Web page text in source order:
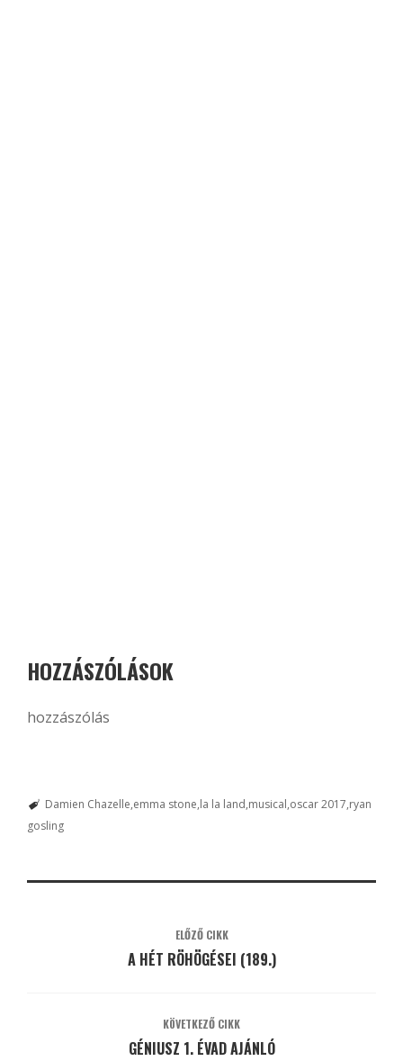
HOZZÁSZÓLÁSOK
hozzászólás
Damien Chazelle emma stone la la land musical oscar 2017 ryan
gosling
ELŐZŐ CIKK
A HÉT RÖHÖGÉSEI (189.)
KÖVETKEZŐ CIKK
GÉNIUSZ 1. ÉVAD AJÁNLÓ